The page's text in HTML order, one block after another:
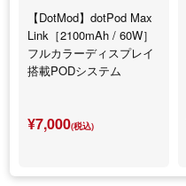
【DotMod】dotPod Max
Link［2100mAh / 60W］
フルカラーディスプレイ
搭載PODシステム
¥7,000(税込)